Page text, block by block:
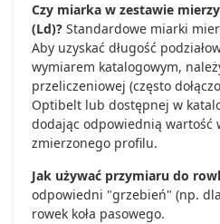
Czy miarka w zestawie
(Ld)? Standardowe miarki
Aby uzyskać długość
wymiarem katalogowym,
przeliczeniowej (często
Optibelt lub dostępnej w
dodając odpowiednią wartość
zmierzonego profilu.
Jak używać przymiaru do
odpowiedni "grzebień" (np.
rowek koła pasowego.